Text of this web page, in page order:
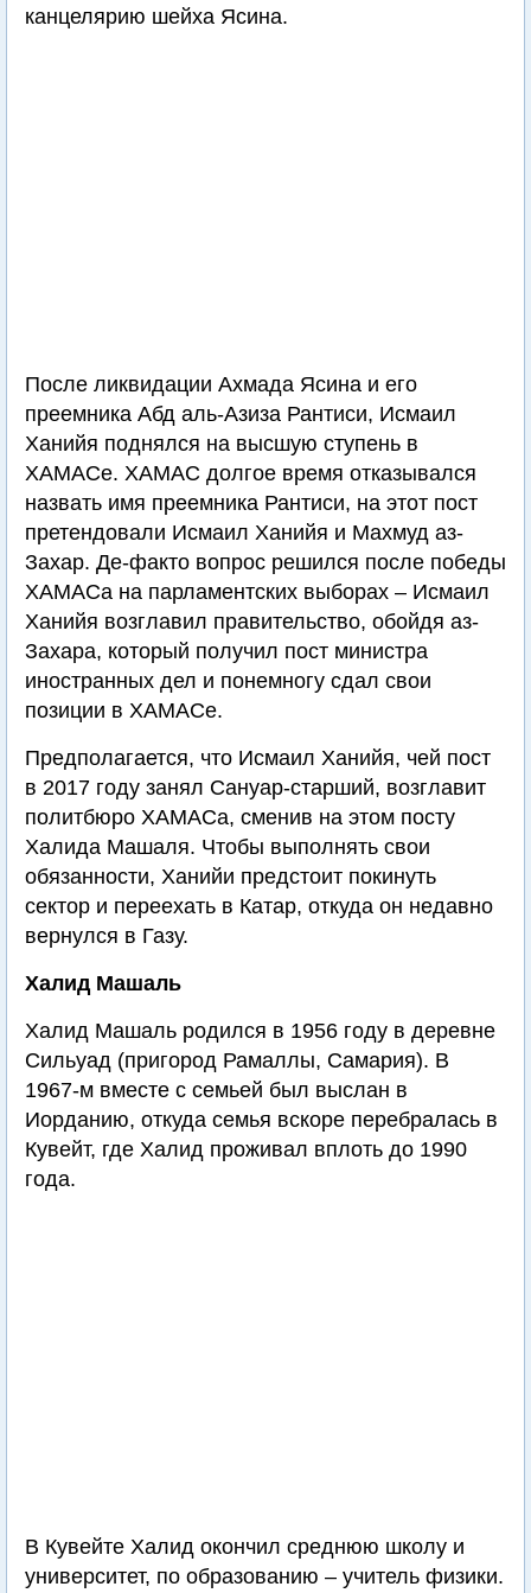
канцелярию шейха Ясина.
После ликвидации Ахмада Ясина и его
преемника Абд аль-Азиза Рантиси, Исмаил
Ханийя поднялся на высшую ступень в
ХАМАСе. ХАМАС долгое время отказывался
назвать имя преемника Рантиси, на этот пост
претендовали Исмаил Ханийя и Махмуд аз-
Захар. Де-факто вопрос решился после победы
ХАМАСа на парламентских выборах – Исмаил
Ханийя возглавил правительство, обойдя аз-
Захара, который получил пост министра
иностранных дел и понемногу сдал свои
позиции в ХАМАСе.
Предполагается, что Исмаил Ханийя, чей пост
в 2017 году занял Сануар-старший, возглавит
политбюро ХАМАСа, сменив на этом посту
Халида Машаля. Чтобы выполнять свои
обязанности, Ханийи предстоит покинуть
сектор и переехать в Катар, откуда он недавно
вернулся в Газу.
Халид Машаль
Халид Машаль родился в 1956 году в деревне
Сильуад (пригород Рамаллы, Самария). В
1967-м вместе с семьей был выслан в
Иорданию, откуда семья вскоре перебралась в
Кувейт, где Халид проживал вплоть до 1990
года.
В Кувейте Халид окончил среднюю школу и
университет, по образованию – учитель физики.